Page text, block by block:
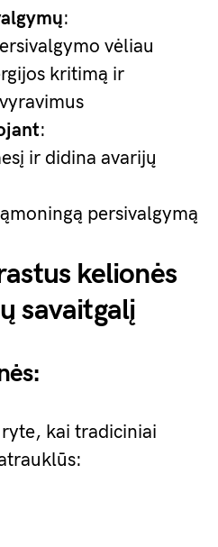
:
vėliau
kritimą ir
:
ir didina avarijų
persivalgymą
kelionės
savaitgalį
kai tradiciniai